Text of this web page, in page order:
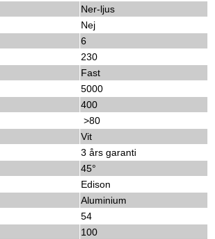
Ner-ljus
Nej
6
230
Fast
5000
400
>80
Vit
3 års garanti
45°
Edison
Aluminium
54
100